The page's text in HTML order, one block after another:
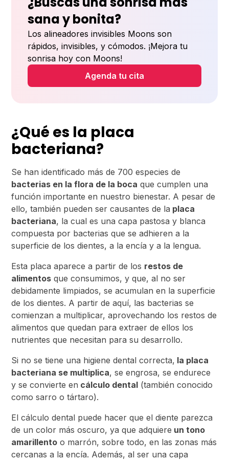
sana y bonita?
Los alineadores invisibles Moons son
rápidos, invisibles, y cómodos. ¡Mejora tu
sonrisa hoy con Moons!
Agenda tu cita
¿Qué es la placa
bacteriana?
Se han identificado más de 700 especies de
bacterias en la flora de la boca que cumplen una
función importante en nuestro bienestar. A pesar de
ello, también pueden ser causantes de la placa
bacteriana, la cual es una capa pastosa y blanca
compuesta por bacterias que se adhieren a la
superficie de los dientes, a la encía y a la lengua.
Esta placa aparece a partir de los restos de
alimentos que consumimos, y que, al no ser
debidamente limpiados, se acumulan en la superficie
de los dientes. A partir de aquí, las bacterias se
comienzan a multiplicar, aprovechando los restos de
alimentos que quedan para extraer de ellos los
nutrientes que necesitan para su desarrollo.
Si no se tiene una higiene dental correcta, la placa
bacteriana se multiplica, se engrosa, se endurece
y se convierte en cálculo dental (también conocido
como sarro o tártaro).
El cálculo dental puede hacer que el diente parezca
de un color más oscuro, ya que adquiere un tono
amarillento o marrón, sobre todo, en las zonas más
cercanas a la encía. Además, al ser una capa